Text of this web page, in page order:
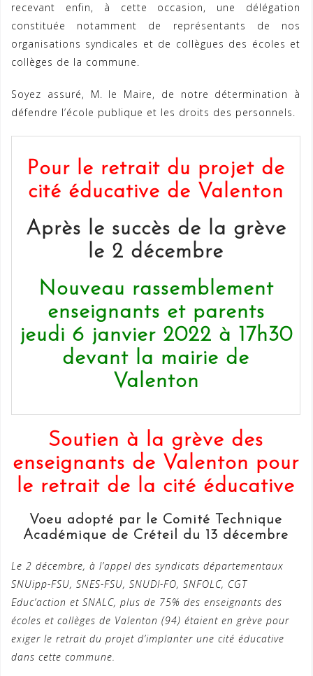
recevant enfin, à cette occasion, une délégation
constituée notamment de représentants de nos
organisations syndicales et de collègues des écoles et
collèges de la commune.
Soyez assuré, M. le Maire, de notre détermination à
défendre l’école publique et les droits des personnels.
Pour le retrait du projet de
cité éducative de Valenton
Après le succès de la grève
le 2 décembre
Nouveau rassemblement
enseignants et parents
jeudi 6 janvier 2022 à 17h30
devant la mairie de
Valenton
Soutien à la grève des
enseignants de Valenton pour
le retrait de la cité éducative
Voeu adopté par le Comité Technique
Académique de Créteil du 13 décembre
Le 2 décembre, à l’appel des syndicats départementaux
SNUipp-FSU, SNES-FSU, SNUDI-FO, SNFOLC, CGT
Educ’action et SNALC, plus de 75% des enseignants des
écoles et collèges de Valenton (94) étaient en grève pour
exiger le retrait du projet d’implanter une cité éducative
dans cette commune.